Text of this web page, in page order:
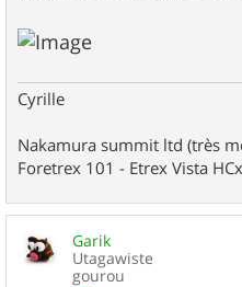
Cyrille
Nakamura summit ltd (très
Foretrex 101 - Etrex Vista HCx
Garik
Utagawiste
gourou